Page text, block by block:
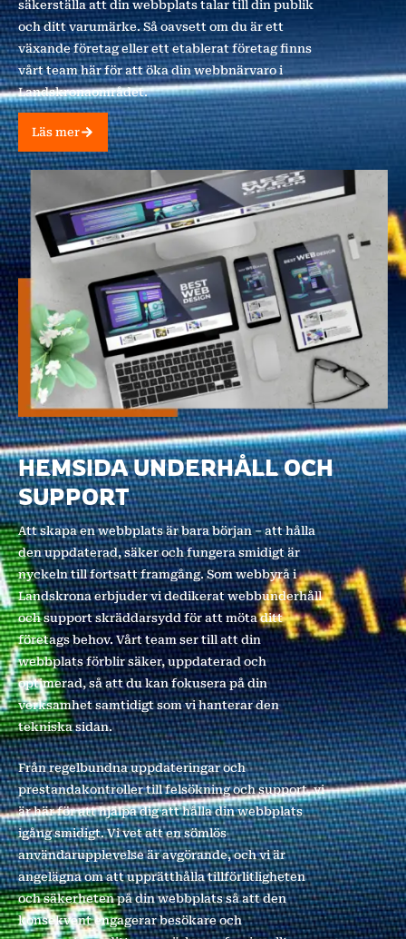
säkerställa att din webbplats talar till din publik
och ditt varumärke. Så oavsett om du är ett
växande företag eller ett etablerat företag finns
vårt team här för att öka din webbnärvaro i
Landskronaområdet.
Läs mer
HEMSIDA UNDERHÅLL OCH
SUPPORT
Att skapa en webbplats är bara början – att hålla
den uppdaterad, säker och fungera smidigt är
nyckeln till fortsatt framgång. Som webbyrå i
Landskrona erbjuder vi dedikerat webbunderhåll
och support skräddarsydd för att möta ditt
företags behov. Vårt team ser till att din
webbplats förblir säker, uppdaterad och
optimerad, så att du kan fokusera på din
verksamhet samtidigt som vi hanterar den
tekniska sidan.
Från regelbundna uppdateringar och
prestandakontroller till felsökning och support, vi
är här för att hjälpa dig att hålla din webbplats
igång smidigt. Vi vet att en sömlös
användarupplevelse är avgörande, och vi är
angelägna om att upprätthålla tillförlitligheten
och säkerheten på din webbplats så att den
konsekvent engagerar besökare och